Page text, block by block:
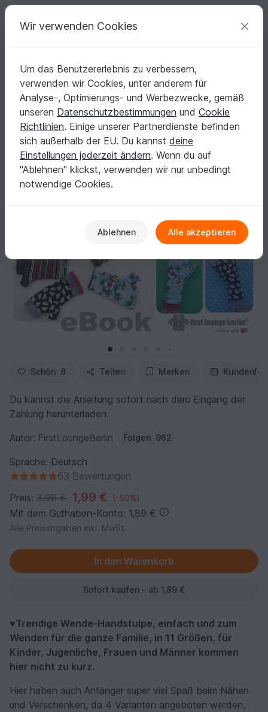
Deine kreativen Ideen
Deutsch | € (EUR) einloggen Kostenlos registrieren
Startseite Nähen Damen Accessoires
Stulpi *** E-Book PDF Datei pattern Wende Handstulpe mit Daumen
Stulpi *** E-Book PDF Datei pattern Wende
Handstulpe mit Daumen 11 Größen Anleitung
und Schnitt für die ganze Familie von
firstloungeberlin
Schön 8 Teilen Merken
Du kannst die Anleitung sofort nach dem Eingang der
Zahlung herunterladen.
Autor: FirstLoungeBerlin Folgen 962
Sprache: Deutsch
63 Bewertungen
Preis: 3,98 € 1,99 € (-50%)
Mit dem Guthaben-Konto: 1,89 €
Alle Preisangaben inkl. MwSt.
Sofort kaufen - ab 1,89 €
♥Trendige Wende-Handstulpe, einfach und zum
Wenden für die ganze Familie, in 11 Größen, für
Kinder, Jugenliche, Frauen und Männer kommen
hier nicht zu kurz.
Hier haben auch Anfänger super viel Spaß beim Nähen
und Verschenken, da 4 Varianten angeboten werden,
Wir verwenden Cookies
Um das Benutzererlebnis zu verbessern,
verwenden wir Cookies, unter anderem für
Analyse-, Optimierungs- und Werbezwecke, gemäß
unseren Datenschutzbestimmungen und Cookie
Richtlinien. Einige unserer Partnerdienste befinden
sich außerhalb der EU. Du kannst deine
Einstellungen jederzeit ändern. Wenn du auf
"Ablehnen" klickst, verwenden wir nur unbedingt
notwendige Cookies.
Ablehnen Alle akzeptieren